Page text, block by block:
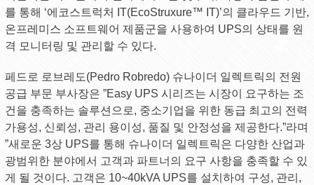
를 통해 ‘에코스트럭처 IT(EcoStruxure™ IT)’의 클라우드 기반,
온프레미스 소프트웨어 제품군을 사용하여 UPS의 상태를 원
격 모니터링 및 관리할 수 있다.
페드로 로브레도(Pedro Robredo) 슈나이더 일렉트릭의 전원
공급 부문 부사장은 ”Easy UPS 시리즈는 시장이 요구하는 조
건을 충족하는 솔루션으로, 중소기업을 위한 동급 최고의 전력
가용성, 신뢰성, 관리 용이성, 품질 및 안정성을 제공한다.”라며
”새로운 3상 UPS를 통해 슈나이더 일렉트릭은 다양한 산업과
광범위한 분야에서 고객과 파트너의 요구 사항을 충족할 수 있
게 될 것이다. 고객은 10~40kVA UPS를 설치하여 구성, 관리,